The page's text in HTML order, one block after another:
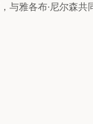
与雅各布·尼尔森共